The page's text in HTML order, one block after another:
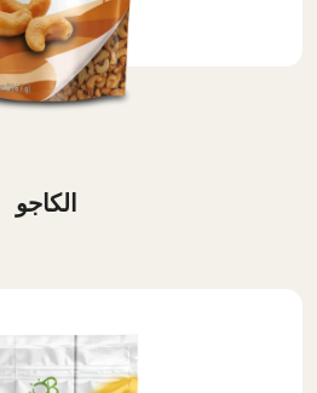
الكاجو